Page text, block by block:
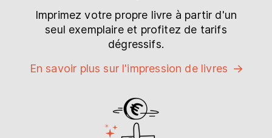
Imprimez votre propre livre à partir d'un
seul exemplaire et profitez de tarifs
dégressifs.
En savoir plus sur l'impression de livres